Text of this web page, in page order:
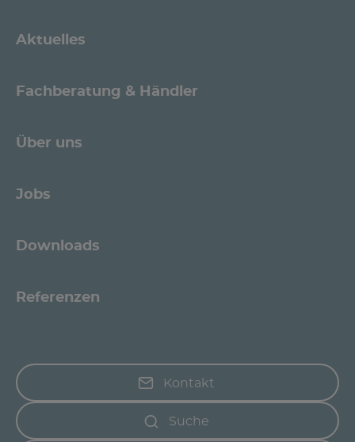
Aktuelles
Fachberatung & Händler
Über uns
Jobs
Downloads
Referenzen
Kontakt
Suche